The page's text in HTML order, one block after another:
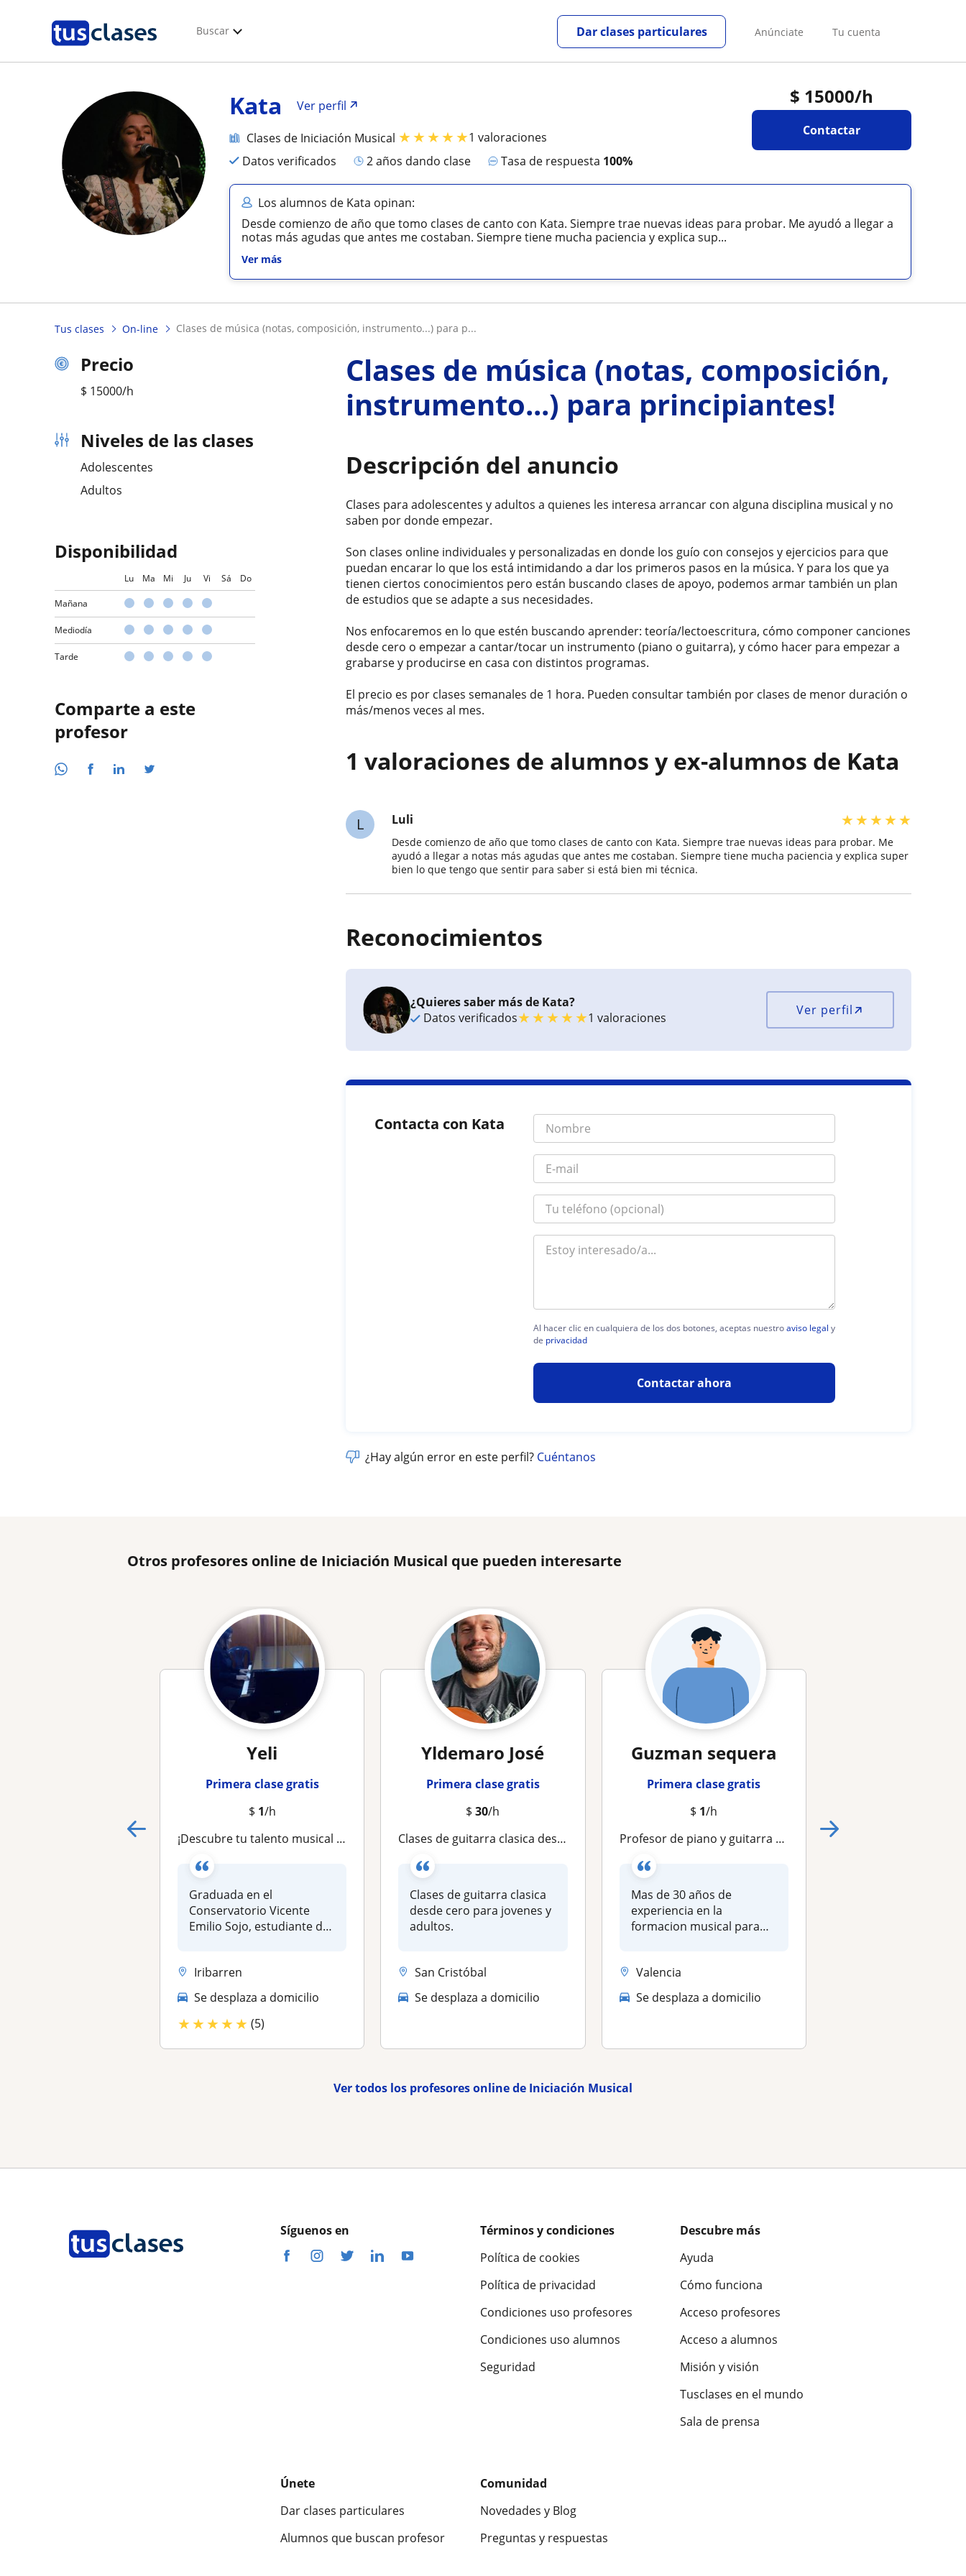
Buscar Anúnciate Tu cuenta
Dar clases particulares
$ 15000/h
Contactar
Kata Ver perfil
Clases de Iniciación Musical ★★★★★1 valoraciones
Datos verificados
2 años dando clase Tasa de respuesta 100%
Los alumnos de Kata opinan:
Desde comienzo de año que tomo clases de canto con Kata. Siempre trae nuevas ideas para probar. Me ayudó a llegar a
notas más agudas que antes me costaban. Siempre tiene mucha paciencia y explica sup...
Ver más
Tus clases On-line clases de música (notas, composición, instrumento...) para p...
Precio
$ 15000/h
Niveles de las clases
Adolescentes
Adultos
Disponibilidad
Lu Ma Mi Ju Vi Sá Do
Mañana
Mediodía
Tarde
Comparte a este
profesor
Clases de música (notas, composición,
instrumento...) para principiantes!
Descripción del anuncio
Clases para adolescentes y adultos a quienes les interesa arrancar con alguna disciplina musical y no
saben por donde empezar.
Son clases online individuales y personalizadas en donde los guío con consejos y ejercicios para que
puedan encarar lo que los está intimidando a dar los primeros pasos en la música. Y para los que ya
tienen ciertos conocimientos pero están buscando clases de apoyo, podemos armar también un plan
de estudios que se adapte a sus necesidades.
Nos enfocaremos en lo que estén buscando aprender: teoría/lectoescritura, cómo componer canciones
desde cero o empezar a cantar/tocar un instrumento (piano o guitarra), y cómo hacer para empezar a
grabarse y producirse en casa con distintos programas.
El precio es por clases semanales de 1 hora. Pueden consultar también por clases de menor duración o
más/menos veces al mes.
1 valoraciones de alumnos y ex-alumnos de Kata
L Luli ★★★★★
Desde comienzo de año que tomo clases de canto con Kata. Siempre trae nuevas ideas para probar. Me
ayudó a llegar a notas más agudas que antes me costaban. Siempre tiene mucha paciencia y explica super
bien lo que tengo que sentir para saber si está bien mi técnica.
Reconocimientos
¿Quieres saber más de Kata?
Datos verificados★★★★★1 valoraciones Ver perfil
Contacta con Kata
Al hacer clic en cualquiera de los dos botones, aceptas nuestroaviso legal y
de privacidad
Contactar ahora
¿Hay algún error en este perfil? Cuéntanos
Otros profesores online de Iniciación Musical que pueden interesarte
Yeli
Primera clase gratis
$ 1/h
¡Descubre tu talento musical desde casa! Aprende a leer y ejecutar la música con nuestras clases online
Graduada en el
Conservatorio Vicente
Emilio Sojo, estudiante de
Iribarren
Se desplaza a domicilio
★★★★★ (5)
Yldemaro José
Primera clase gratis
$30/h
Clases de guitarra clasica desde cero para jovenes y adultos
Clases de guitarra clasica
desde cero para jovenes y
adultos.
San Cristóbal
Se desplaza a domicilio
Guzman sequera
Primera clase gratis
$ 1/h
Profesor de piano y guitarra para niños y adultos
Mas de 30 años de
experiencia en la
formacion musical para
Valencia
Se desplaza a domicilio
Ver todos los profesores online de Iniciación Musical
Síguenos en
Términos y condiciones
Política de cookies
Política de privacidad
Condiciones uso profesores
Condiciones uso alumnos
Seguridad
Descubre más
Ayuda
Cómo funciona
Acceso profesores
Acceso a alumnos
Misión y visión
Tusclases en el mundo
Sala de prensa
Únete
Dar clases particulares
Alumnos que buscan profesor
Comunidad
Novedades y Blog
Preguntas y respuestas